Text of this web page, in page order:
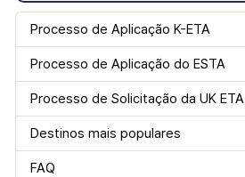
Processo de Aplicação K-ETA
Processo de Aplicação do ESTA
Processo de Solicitação da UK ETA
Destinos mais populares
FAQ